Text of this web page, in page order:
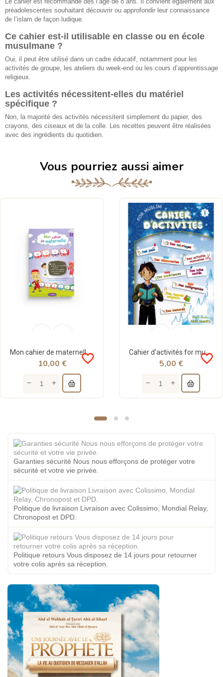
préadolescentes souhaitant découvrir ou approfondir leur connaissance
de l’islam de façon ludique.
Ce cahier est-il utilisable en classe ou en école
musulmane ?
Oui, il peut être utilisé dans un cadre éducatif, notamment pour les
activités de groupe, les ateliers du week-end ou les cours d’apprentissage
religieux.
Les activités nécessitent-elles du matériel
spécifique ?
Non, la majorité des activités nécessitent simplement du papier, des
crayons, des ciseaux et de la colle. Les recettes peuvent être réalisées
avec des ingrédients du quotidien.
Vous pourriez aussi aimer
Mon cahier de maternelle pour apprendre l'alphabet arabe - niveau 1 - al Qamar
favorite_border
10,00 €
Cahier d'activités for muslim - Pixelgraf/Sana
favorite_border
5,00 €
Garanties sécurité Nous nous efforçons de protéger votre
sécurité et votre vie privée.
Politique de livraison Livraison avec Colissimo, Mondial Relay,
Chronopost et DPD.
Politique retours Vous disposez de 14 jours pour retourner
votre colis après sa réception.